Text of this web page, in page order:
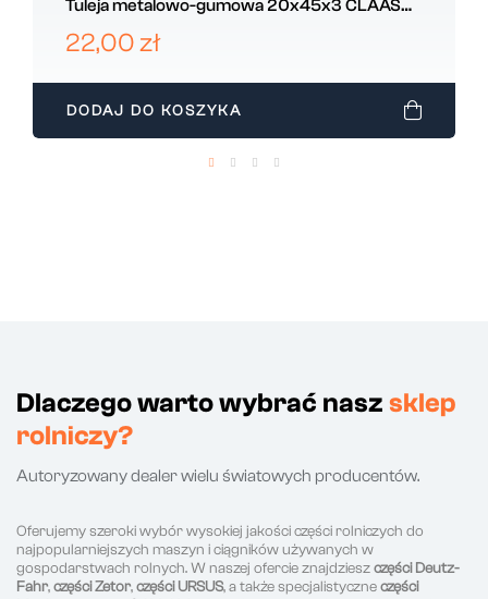
Tuleja metalowo-gumowa 20x45x3 CLAAS
647468
22,00 zł
DODAJ DO KOSZYKA
Dlaczego warto wybrać nasz sklep
rolniczy?
Autoryzowany dealer wielu światowych producentów.
Oferujemy szeroki wybór wysokiej jakości części rolniczych do
najpopularniejszych maszyn i ciągników używanych w
gospodarstwach rolnych. W naszej ofercie znajdzieszczęści Deutz-
Fahr,części Zetor,części URSUS, a także specjalistyczneczęści